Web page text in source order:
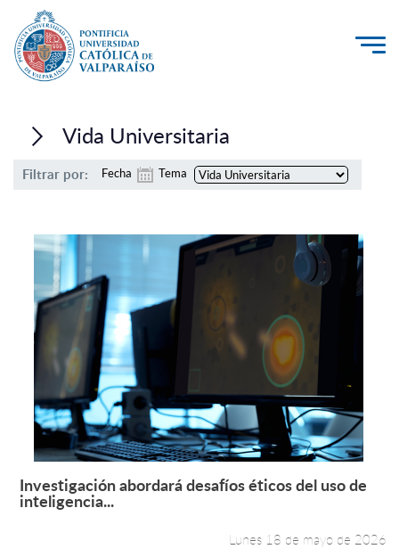
Investigación, Creación e Innovación
PUCV Internacional
Admisión
Pregrado
Postgrado
Formación Continua
Estudiantes
Académicos
Funcionarios
Vida Universitaria
Filtrar por: Fecha Tema
Leer más +
Investigación abordará desafíos éticos del uso de
inteligencia...
Lunes 18 de mayo de 2026